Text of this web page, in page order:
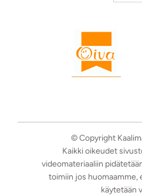
© Copyright
Kaikki oikeudet
videomateriaaliin
toimiin jos huomaamme,
käytetään